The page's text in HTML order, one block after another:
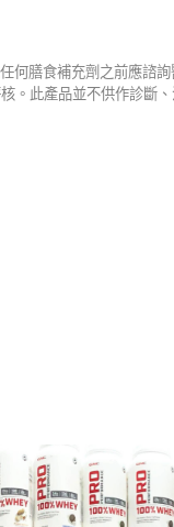
何膳食補充劑之前應諮詢
。此產品並不供作診斷